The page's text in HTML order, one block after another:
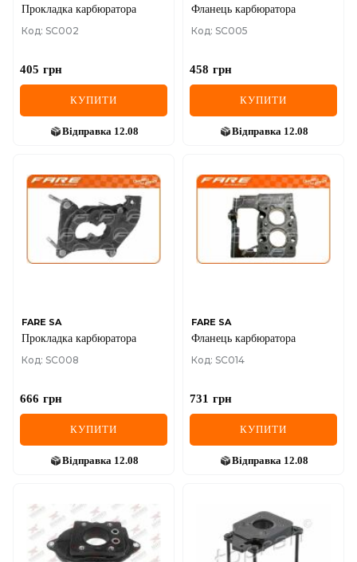
Прокладка карбюратора
Код: SC002
405 грн
КУПИТИ
Відправка 12.08
Фланець карбюратора
Код: SC005
458 грн
КУПИТИ
Відправка 12.08
FARE SA
Прокладка карбюратора
Код: SC008
666 грн
КУПИТИ
Відправка 12.08
FARE SA
Фланець карбюратора
Код: SC014
731 грн
КУПИТИ
Відправка 12.08